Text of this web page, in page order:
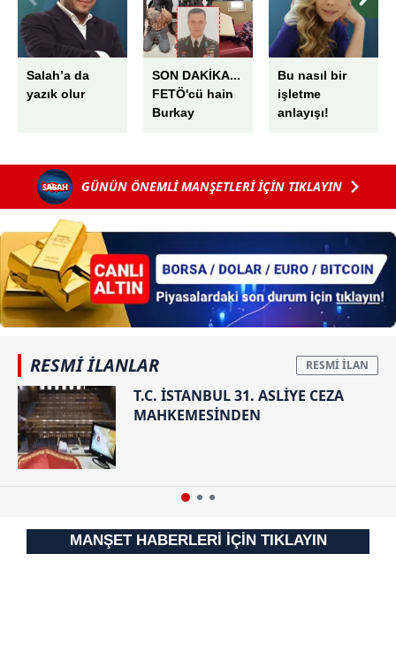
Salah’a da
yazık olur
SON DAKİKA...
FETÖ'cü hain
Burkay
Alanur
Karatepe
yardım ettiği
tespit
edilmişti!
Bu nasıl bir
işletme
anlayışı!
GÜNÜN ÖNEMLİ MANŞETLERİ İÇİN TIKLAYIN
RESMİ İLANLAR
T.C. İSTANBUL 31. ASLİYE CEZA
MAHKEMESİNDEN
MANŞET HABERLERİ İÇİN TIKLAYIN